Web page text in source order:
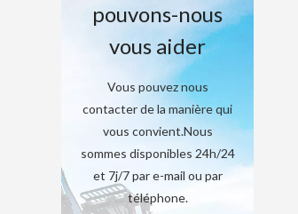
pouvons-nous
vous aider
Vous pouvez nous
contacter de la manière qui
vous convient.Nous
sommes disponibles 24h/24
et 7j/7 par e-mail ou par
téléphone.